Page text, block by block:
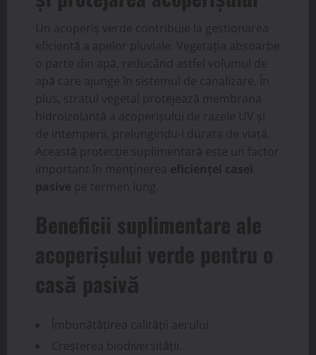
Un acoperiș verde contribuie la gestionarea
eficientă a apelor pluviale. Vegetația absoarbe
o parte din apă, reducând astfel volumul de
apă care ajunge în sistemul de canalizare. În
plus, stratul vegetal protejează membrana
hidroizolantă a acoperișului de razele UV și
de intemperii, prelungindu-i durata de viață.
Această protecție suplimentară este un factor
important în menținerea eficienței casei
pasive pe termen lung.
Beneficii suplimentare ale
acoperișului verde pentru o
casă pasivă
Îmbunătățirea calității aerului.
Creșterea biodiversității.